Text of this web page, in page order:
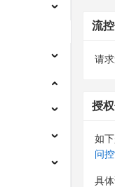
流
请求
授
如
问控
具体